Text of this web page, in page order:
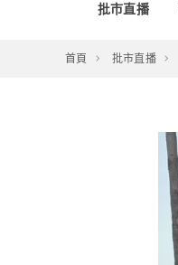
批市直播
首頁 批市直播